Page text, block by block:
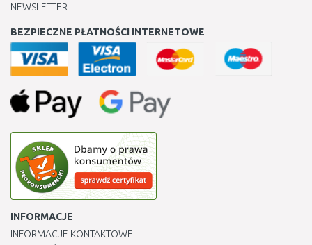
NEWSLETTER
BEZPIECZNE PŁATNOŚCI INTERNETOWE
INFORMACJE
INFORMACJE KONTAKTOWE